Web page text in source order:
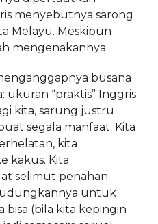
menyebutnya sarong
Melayu. Meskipun
mengenakannya.
busana
ukuran “praktis” Inggris
kita, sarung justru
segala manfaat. Kita
kita
kakus. Kita
selimut penahan
untuk
bisa (bila kita kepingin